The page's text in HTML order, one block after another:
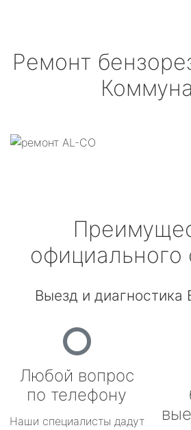
Ремонт
официального
Выезд и диагностика
Любой вопрос
по телефону
Наши специалисты дадут